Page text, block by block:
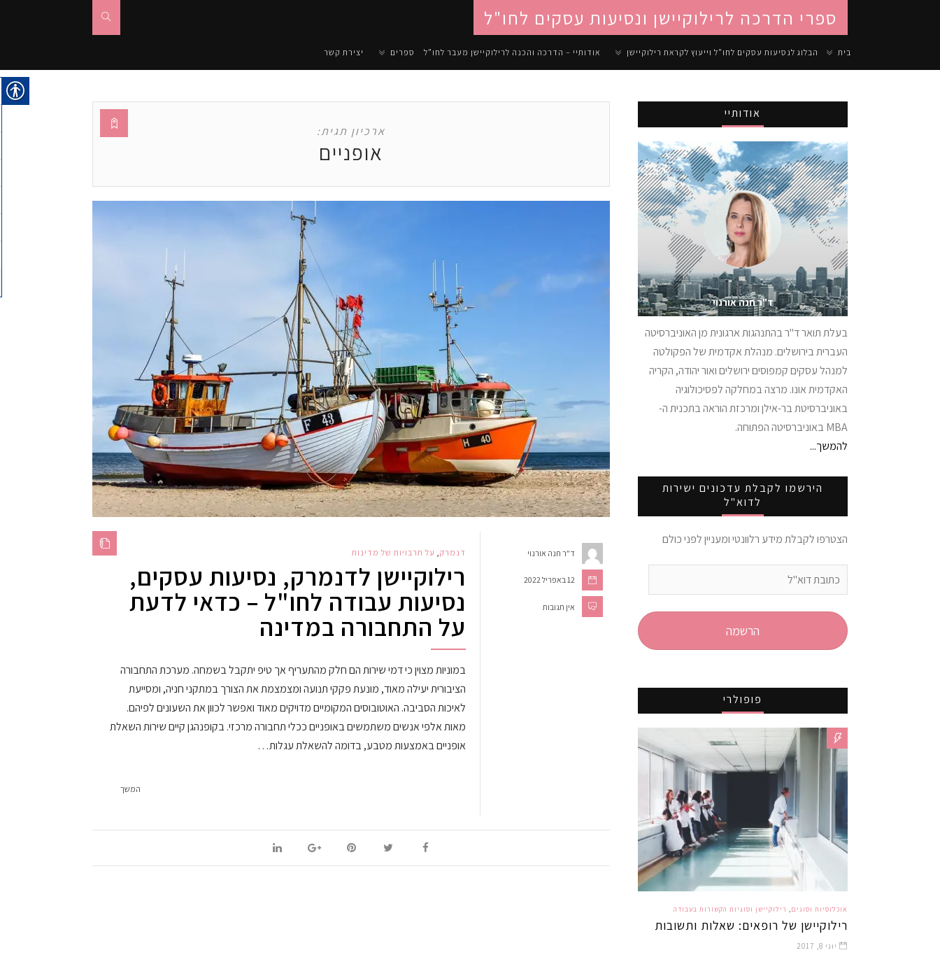
ספרי הדרכה לרילוקיישן ונסיעות עסקים לחו"ל
בית הבלוג לנסיעות עסקים לחו"ל וייעוץ לקראת רילוקיישן אודותיי – הדרכה והכנה לרילוקיישן מעבר לחו"ל ספרים יצירת קשר
ארכיון תגית:
אופניים
ד"ר חנה אורנוי
12 באפריל 2022
אין תגובות
דנמרק, על תרבויות של מדינות
רילוקיישן לדנמרק, נסיעות עסקים,
נסיעות עבודה לחו"ל – כדאי לדעת
על התחבורה במדינה
במוניות מצוין כי דמי שירות הם חלק מהתעריף אך טיפ יתקבל בשמחה. מערכת התחבורה
הציבורית יעילה מאוד, מונעת פקקי תנועה ומצמצמת את הצורך במתקני חניה, ומסייעת
לאיכות הסביבה. האוטובוסים המקומיים מדויקים מאוד ואפשר לכוון את השעונים לפיהם.
מאות אלפי אנשים משתמשים באופניים ככלי תחבורה מרכזי. בקופנהגן קיים שירות השאלת
אופניים באמצעות מטבע, בדומה להשאלת עגלות…
המשך
אודותיי
ד"ר חנה אורנוי
בעלת תואר ד"ר בהתנהגות ארגונית מן האוניברסיטה
העברית בירושלים. מנהלת אקדמית של הפקולטה
למנהל עסקים קמפוסים ירושלים ואור יהודה, הקריה
האקדמית אונו. מרצה במחלקה לפסיכולוגיה
באוניברסיטת בר-אילן ומרכזת הוראה בתכנית ה-
MBA באוניברסיטה הפתוחה.
להמשך...
הירשמו לקבלת עדכונים ישירות
לדוא"ל
הצטרפו לקבלת מידע רלוונטי ומעניין לפני כולם
הרשמה
פופולרי
אוכלוסיות וסוגים, רילוקיישן וסוגיות הקשורות בעבודה
רילוקיישן של רופאים: שאלות ותשובות
יוני 8, 2017